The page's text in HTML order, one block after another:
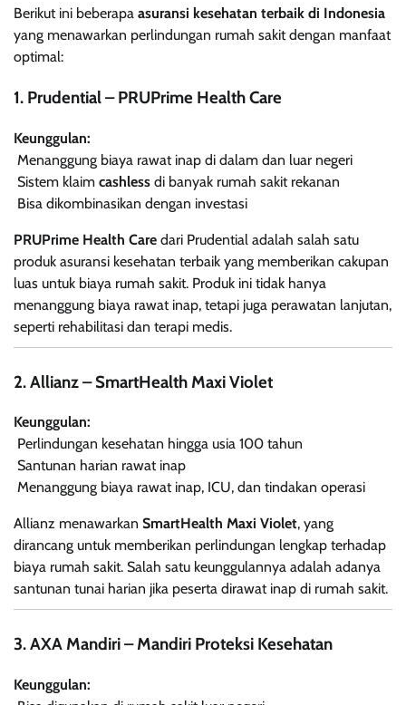
Berikut ini beberapa asuransi kesehatan terbaik di Indonesia
yang menawarkan perlindungan rumah sakit dengan manfaat
optimal:
1. Prudential – PRUPrime Health Care
Keunggulan:
Menanggung biaya rawat inap di dalam dan luar negeri
Sistem klaim cashless di banyak rumah sakit rekanan
Bisa dikombinasikan dengan investasi
PRUPrime Health Care dari Prudential adalah salah satu
produk asuransi kesehatan terbaik yang memberikan cakupan
luas untuk biaya rumah sakit. Produk ini tidak hanya
menanggung biaya rawat inap, tetapi juga perawatan lanjutan,
seperti rehabilitasi dan terapi medis.
2. Allianz – SmartHealth Maxi Violet
Keunggulan:
Perlindungan kesehatan hingga usia 100 tahun
Santunan harian rawat inap
Menanggung biaya rawat inap, ICU, dan tindakan operasi
Allianz menawarkan SmartHealth Maxi Violet, yang
dirancang untuk memberikan perlindungan lengkap terhadap
biaya rumah sakit. Salah satu keunggulannya adalah adanya
santunan tunai harian jika peserta dirawat inap di rumah sakit.
3. AXA Mandiri – Mandiri Proteksi Kesehatan
Keunggulan: